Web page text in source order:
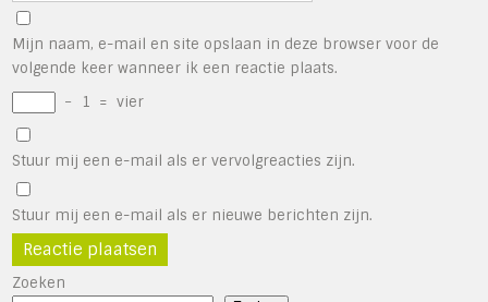
Mijn naam, e-mail en site opslaan in deze browser voor de
volgende keer wanneer ik een reactie plaats.
−
1 = vier
Stuur mij een e-mail als er vervolgreacties zijn.
Stuur mij een e-mail als er nieuwe berichten zijn.
Zoeken